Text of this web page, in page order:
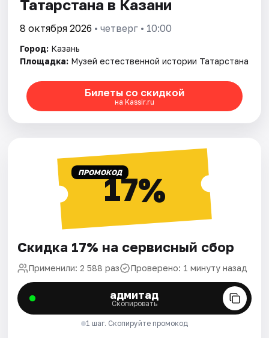
Татарстана в Казани
8 октября 2026 • четверг • 10:00
Город: Казань
Площадка: Музей естественной истории Татарстана
Билеты со скидкой
на Kassir.ru
ПРОМОКОД17%
Скидка 17% на сервисный сбор
Применили: 2 588 раз Проверено: 1 минуту назад
адмитад
Скопировать
1 шаг. Скопируйте промокод